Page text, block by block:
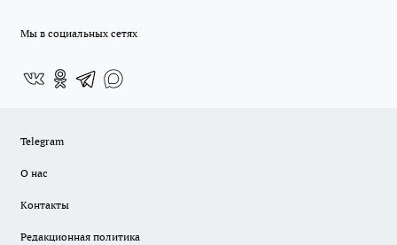
Мы в социальных сетях
Telegram
О нас
Контакты
Редакционная политика